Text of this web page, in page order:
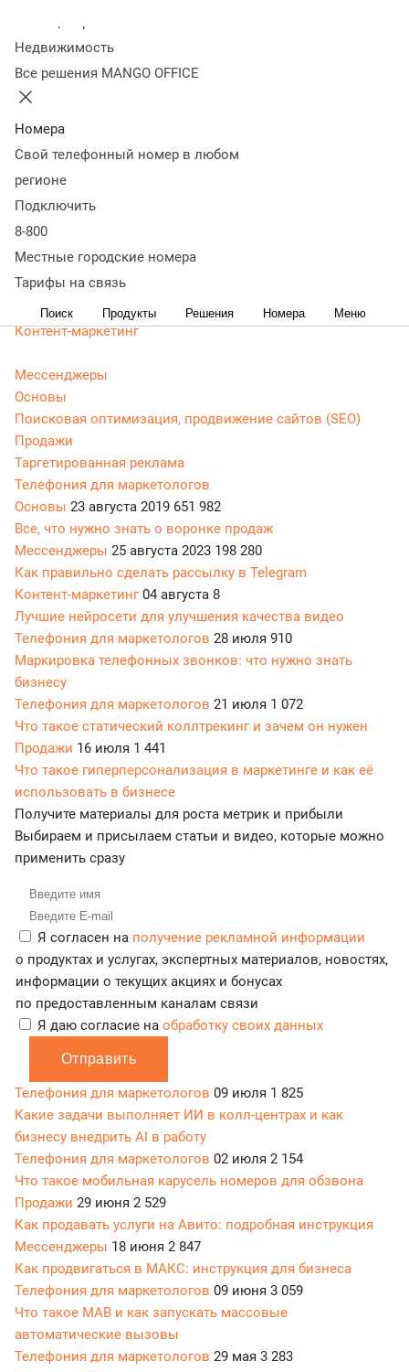
Недвижимость
Все решения MANGO OFFICE
Номера
Свой телефонный номер в любом
регионе
Подключить
8-800
Местные городские номера
Тарифы на связь
Поиск Продукты Решения Номера Меню
маркетолога
Статьи, обзоры, ТОПы, идеи и советы для развития
бизнеса в разделе Энциклопедия маркетолога. Самая
актуальная, живая и понятная информация доступным
CRM маркетинг
Аналитика
Контекстная реклама
Google Adwords (ADS)
Яндекс Директ
Контент-маркетинг
Мессенджеры
Основы
Поисковая оптимизация, продвижение сайтов (SEO)
Продажи
Таргетированная реклама
Телефония для маркетологов
Основы 23 августа 2019 651 982
Все, что нужно знать о воронке продаж
Мессенджеры 25 августа 2023 198 280
Как правильно сделать рассылку в Telegram
Контент-маркетинг04 августа 8
Лучшие нейросети для улучшения качества видео
Телефония для маркетологов 28 июля 910
Маркировка телефонных звонков: что нужно знать
бизнесу
Телефония для маркетологов 21 июля 1 072
Что такое статический коллтрекинг и зачем он нужен
Продажи 16 июля 1 441
Что такое гиперперсонализация в маркетинге и как её
использовать в бизнесе
Получите материалы для роста метрик и прибыли
Выбираем и присылаем статьи и видео, которые можно
применить сразу
Я согласен на получение рекламной информации
о продуктах и услугах, экспертных материалов, новостях,
информации о текущих акциях и бонусах
по предоставленным каналам связи
Я даю согласие на обработку своих данных
Отправить
Телефония для маркетологов 09 июля 1 825
Какие задачи выполняет ИИ в колл-центрах и как
бизнесу внедрить AI в работу
Телефония для маркетологов 02 июля 2 154
Что такое мобильная карусель номеров для обзвона
Продажи 29 июня 2 529
Как продавать услуги на Авито: подробная инструкция
Мессенджеры 18 июня 2 847
Как продвигаться в МАКС: инструкция для бизнеса
Телефония для маркетологов 09 июня 3 059
Что такое МАВ и как запускать массовые
автоматические вызовы
Телефония для маркетологов 29 мая 3 283